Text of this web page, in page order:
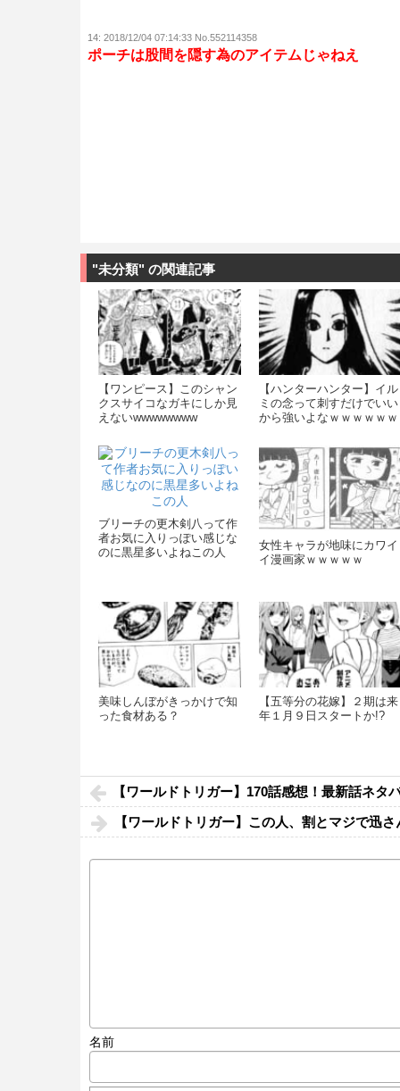
14: 2018/12/04 07:14:33 No.552114358
ポーチは股間を隠す為のアイテムじゃねえ
"未分類" の関連記事
【ワンピース】このシャン
クスサイコなガキにしか見
えないwwwwwwww
【ハンターハンター】イル
ミの念って刺すだけでいい
から強いよなｗｗｗｗｗｗ
ブリーチの更木剣八って作
者お気に入りっぽい感じな
のに黒星多いよねこの人
女性キャラが地味にカワイ
イ漫画家ｗｗｗｗｗ
美味しんぼがきっかけで知
った食材ある？
【五等分の花嫁】２期は来
年１月９日スタートか!?
【ワールドトリガー】170話感想！最新話ネタ
【ワールドトリガー】この人、割とマジで迅
名前